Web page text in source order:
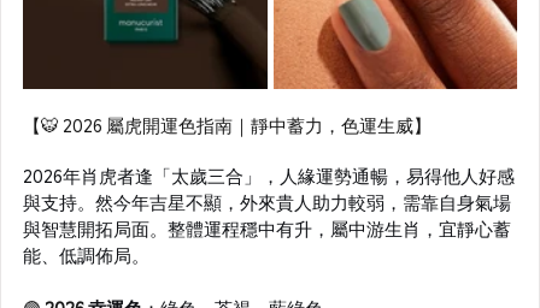
【🐯 2026 屬虎開運色指南｜靜中蓄力，色運生威】
2026年肖虎者逢「太歲三合」，人緣運勢通暢，易得他人好感
與支持。然今年吉星不顯，外來貴人助力較弱，需靠自身氣場
與智慧開拓局面。整體運程穩中有升，屬中游生肖，宜靜心蓄
能、低調佈局。